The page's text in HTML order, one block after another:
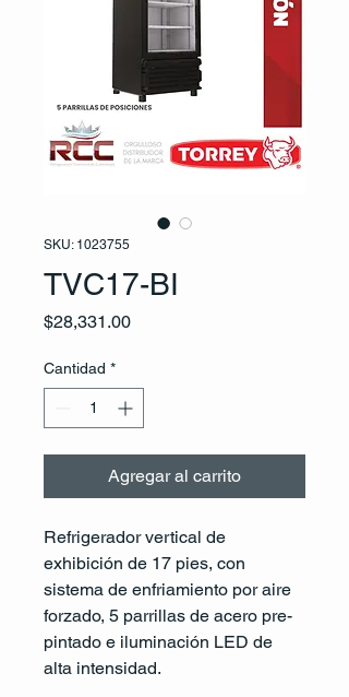
SKU: 1023755
TVC17-BI
$28,331.00Precio
Cantidad *
Agregar al carrito
Refrigerador vertical de
exhibición de 17 pies, con
sistema de enfriamiento por aire
forzado, 5 parrillas de acero pre-
pintado e iluminación LED de
alta intensidad.